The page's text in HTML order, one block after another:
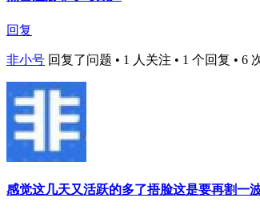
回复
非小号 回复了问题 • 1 人关注 • 1 个回复 • 6
感觉这几天又活跃的多了捂脸这是要再割一